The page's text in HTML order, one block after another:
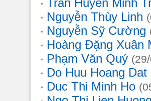
Trần Huyền Minh
Nguyễn Thùy Linh
Nguyễn Sỹ Cường
Hoàng Đặng Xuân
Phạm Văn Quý
Do Huu Hoang Dat
Duc Thi Minh Ho